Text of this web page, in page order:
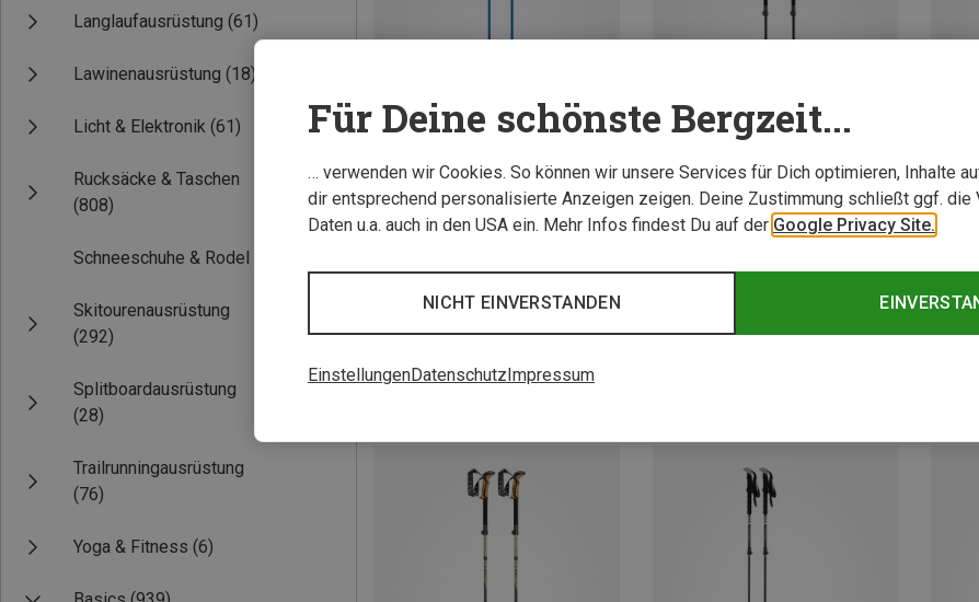
Langlaufausrüstung (61)
Lawinenausrüstung (18)
Licht & Elektronik (61)
Rucksäcke & Taschen
(808)
Schneeschuhe & Rodel
Skitourenausrüstung
(292)
Splitboardausrüstung
(28)
Trailrunningausrüstung
(76)
Yoga & Fitness (6)
Für Deine schönste Bergzeit...
… verwenden wir Cookies. So können wir unsere Services für Dich optimieren, Inhalte
dir entsprechend personalisierte Anzeigen zeigen. Deine Zustimmung schließt ggf. die
Daten u.a. auch in den USA ein. Mehr Infos findest Du auf der Google Privacy Site.
NICHT EINVERSTANDEN
EinstellungenDatenschutzImpressum